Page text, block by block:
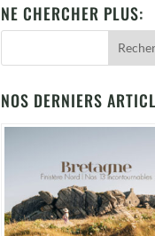
NE CHERCHER PLUS:
NOS DERNIERS